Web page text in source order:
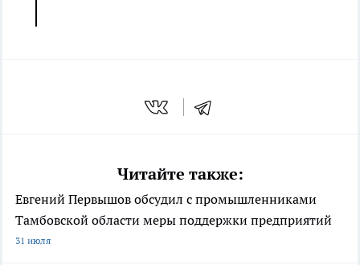
Читайте также:
Евгений Первышов обсудил с промышленниками
Тамбовской области меры поддержки предприятий
31 июля